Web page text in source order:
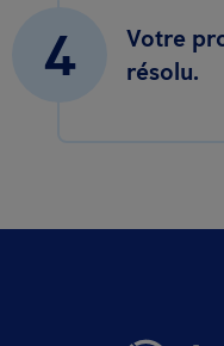
4
Votre
résolu.